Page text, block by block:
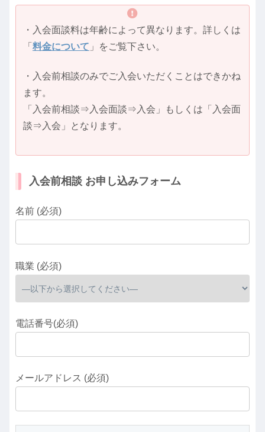
・入会面談料は年齢によって異なります。詳しくは
「 料金について 」をご覧下さい。
・入会前相談のみでご入会いただくことはできかね
ます。
「入会前相談⇒入会面談⇒入会」もしくは「入会面
談⇒入会」となります。
入会前相談 お申し込みフォーム
名前 (必須)
職業 (必須)
電話番号(必須)
メールアドレス (必須)